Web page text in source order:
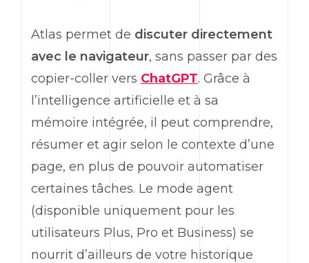
Atlas permet de discuter directement
avec le navigateur, sans passer par des
copier-coller vers ChatGPT. Grâce à
l’intelligence artificielle et à sa
mémoire intégrée, il peut comprendre,
résumer et agir selon le contexte d’une
page, en plus de pouvoir automatiser
certaines tâches. Le mode agent
(disponible uniquement pour les
utilisateurs Plus, Pro et Business) se
nourrit d’ailleurs de votre historique